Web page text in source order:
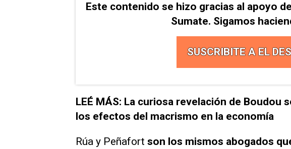
Este contenido se hizo gracias al apoyo
Sumate. Sigamos
SUSCRIBITE A EL
LEÉ MÁS: La curiosa revelación de Boudou
los efectos del macrismo en la economía
Rúa y Peñafort son los mismos abogados